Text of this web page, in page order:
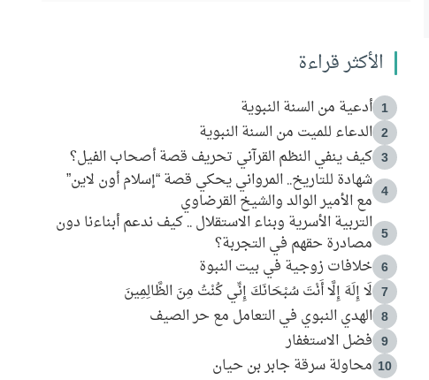
الأكثر قراءة
1 أدعية من السنة النبوية
2 الدعاء للميت من السنة النبوية
3 كيف ينفي النظم القرآني تحريف قصة أصحاب الفيل؟
4
شهادة للتاريخ.. المرواني يحكي قصة “إسلام أون لاين”
مع الأمير الوالد والشيخ القرضاوي
5
التربية الأسرية وبناء الاستقلال .. كيف ندعم أبناءنا دون
مصادرة حقهم في التجربة؟
6 خلافات زوجية في بيت النبوة
7 لَا إِلَهَ إِلَّا أَنْتَ سُبْحَانَكَ إِنِّي كُنْتُ مِنَ الظَّالِمِينَ
8 الهدي النبوي في التعامل مع حر الصيف
9 فضل الاستغفار
10 محاولة سرقة جابر بن حيان